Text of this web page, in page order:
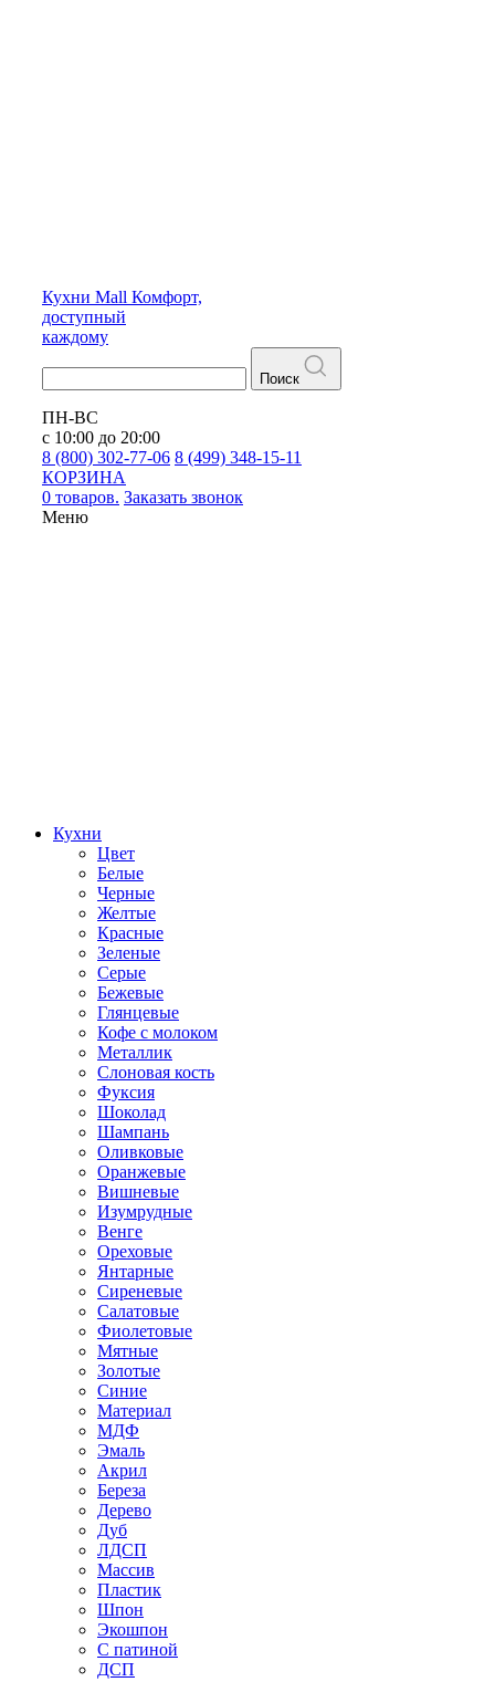
Кухни Mall Комфорт,
доступный
каждому
Поиск
ПН-ВС
с 10:00 до 20:00
8 (800) 302-77-06 8 (499) 348-15-11
КОРЗИНА
0 товаров. Заказать звонок
Меню
Кухни
Цвет
Белые
Черные
Желтые
Красные
Зеленые
Серые
Бежевые
Глянцевые
Кофе с молоком
Металлик
Слоновая кость
Фуксия
Шоколад
Шампань
Оливковые
Оранжевые
Вишневые
Изумрудные
Венге
Ореховые
Янтарные
Сиреневые
Салатовые
Фиолетовые
Мятные
Золотые
Синие
Материал
МДФ
Эмаль
Акрил
Береза
Дерево
Дуб
ЛДСП
Массив
Пластик
Шпон
Экошпон
С патиной
ДСП